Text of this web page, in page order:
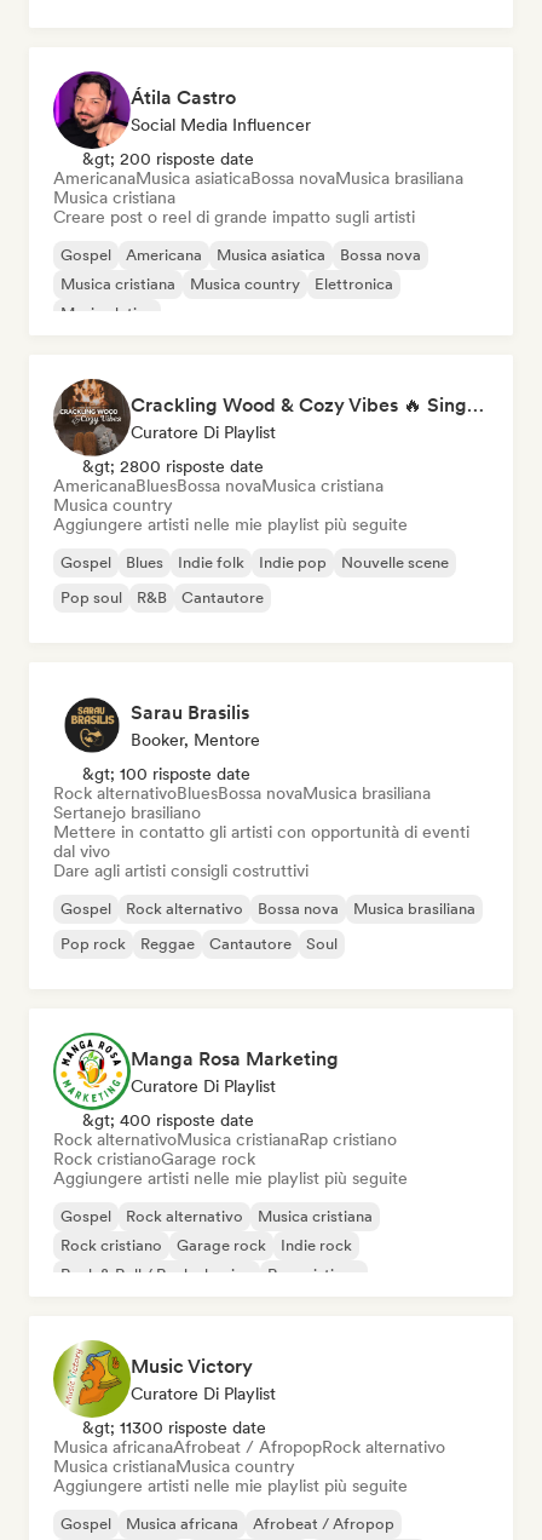
Átila Castro
Social Media Influencer
&gt; 200 risposte date
AmericanaMusica asiaticaBossa novaMusica brasiliana
Musica cristiana
Creare post o reel di grande impatto sugli artisti
Gospel Americana Musica asiatica
Bossa nova
Musica cristiana
Musica country
Elettronica
Musica latina
Crackling Wood & Cozy Vibes 🔥 Singer-Songwriter, Dream Pop & Bedroom Pop
Curatore Di Playlist
&gt; 2800 risposte date
AmericanaBluesBossa novaMusica cristiana
Musica country
Aggiungere artisti nelle mie playlist più seguite
Gospel Blues Indie folk Indie pop
Nouvelle scene
Pop soul
R&B Cantautore
Sarau Brasilis
Booker, Mentore
&gt; 100 risposte date
Rock alternativoBluesBossa novaMusica brasiliana
Sertanejo brasiliano
Mettere in contatto gli artisti con opportunità di eventi
dal vivo
Dare agli artisti consigli costruttivi
Gospel Rock alternativo Bossa nova
Musica brasiliana
Pop rock
Reggae Cantautore Soul
Manga Rosa Marketing
Curatore Di Playlist
&gt; 400 risposte date
Rock alternativoMusica cristianaRap cristiano
Rock cristianoGarage rock
Aggiungere artisti nelle mie playlist più seguite
Gospel Rock alternativo
Musica cristiana
Rock cristiano
Garage rock
Indie rock
Rock & Roll / Rock classico
Rap cristiano
Music Victory
Curatore Di Playlist
&gt; 11300 risposte date
Musica africanaAfrobeat / AfropopRock alternativo
Musica cristianaMusica country
Aggiungere artisti nelle mie playlist più seguite
Gospel Musica africana
Afrobeat / Afropop